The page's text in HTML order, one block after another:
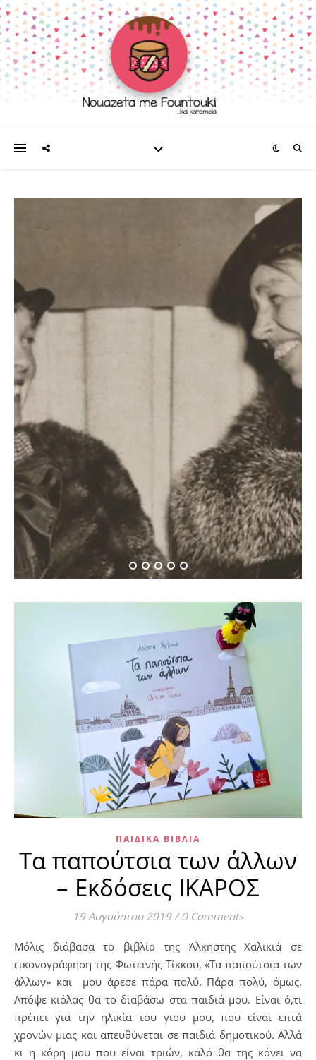
Όταν η Αμέλια Έρχαρτ
συνάντησε την Έλενορ
ΠΑΙΔΙΚΆ ΒΙΒΛΊΑ
Τα παπούτσια των άλλων
– Εκδόσεις ΙΚΑΡΟΣ
19 Αυγούστου 2019 / 0 Comments
Μόλις διάβασα το βιβλίο της Άλκηστης Χαλικιά σε
εικονογράφηση της Φωτεινής Τίκκου, «Τα παπούτσια των
άλλων» και μου άρεσε πάρα πολύ. Πάρα πολύ, όμως.
Απόψε κιόλας θα το διαβάσω στα παιδιά μου. Είναι ό,τι
πρέπει για την ηλικία του γιου μου, που είναι επτά
χρονών μιας και απευθύνεται σε παιδιά δημοτικού. Αλλά
κι η κόρη μου που είναι τριών, καλό θα της κάνει να